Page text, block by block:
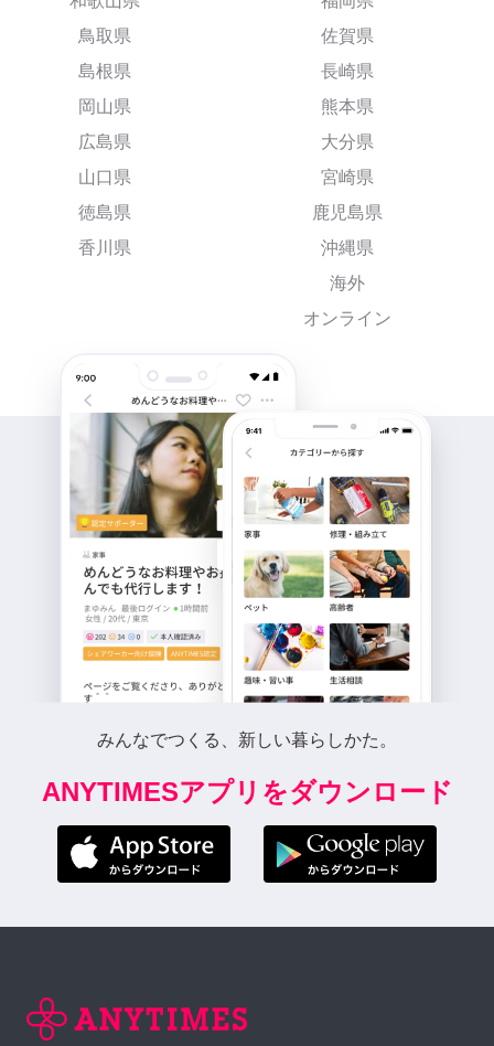
鳥取県
島根県
岡山県
広島県
山口県
徳島県
香川県
佐賀県
長崎県
熊本県
大分県
宮崎県
鹿児島県
沖縄県
海外
オンライン
みんなでつくる、新しい暮らしかた。
ANYTIMESアプリをダウンロード